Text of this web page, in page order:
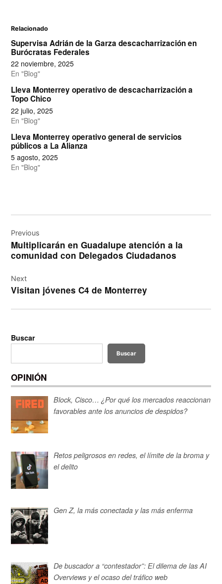
Relacionado
Supervisa Adrián de la Garza descacharrización en
Burócratas Federales
22 noviembre, 2025
En "Blog"
Lleva Monterrey operativo de descacharrización a
Topo Chico
22 julio, 2025
En "Blog"
Lleva Monterrey operativo general de servicios
públicos a La Alianza
5 agosto, 2025
En "Blog"
de
entradas
Previous
Multiplicarán en Guadalupe atención a la
comunidad con Delegados Ciudadanos
Next
Visitan jóvenes C4 de Monterrey
Buscar
Buscar
OPINIÓN
Block, Cisco… ¿Por qué los mercados reaccionan
favorables ante los anuncios de despidos?
Retos peligrosos en redes, el límite de la broma y
el delito
Gen Z, la más conectada y las más enferma
De buscador a “contestador”: El dilema de las AI
Overviews y el ocaso del tráfico web